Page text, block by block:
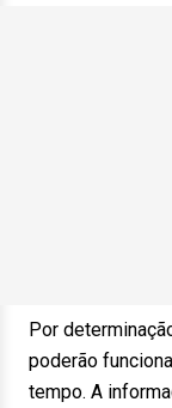
Por
poderão
tempo. A